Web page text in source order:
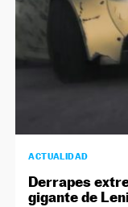
ACTUALIDAD
Derrapes
gigante de